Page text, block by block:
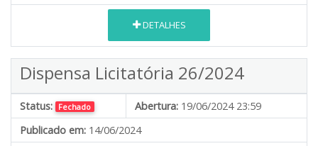
DETALHES
Dispensa Licitatória 26/2024
Status: Fechado Abertura: 19/06/2024 23:59
Publicado em: 14/06/2024